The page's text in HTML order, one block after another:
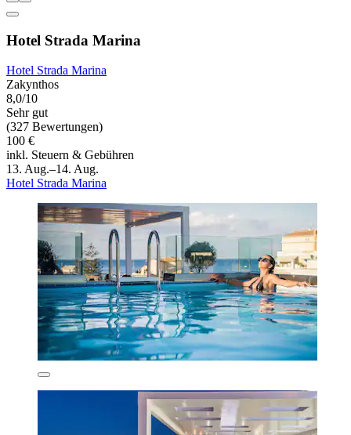
Hotel Strada Marina
Hotel Strada Marina
Zakynthos
8,0/10
Sehr gut
(327 Bewertungen)
100 €
inkl. Steuern & Gebühren
13. Aug.–14. Aug.
Hotel Strada Marina